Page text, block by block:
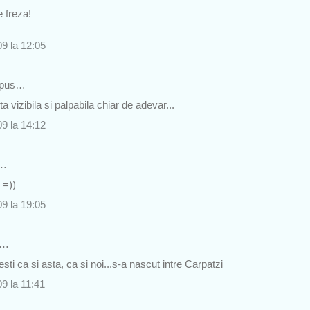
freza!
la 12:05
vizibila si palpabila chiar de adevar...
la 14:12
=))
la 19:05
ca si asta, ca si noi...s-a nascut intre Carpatzi
la 11:41